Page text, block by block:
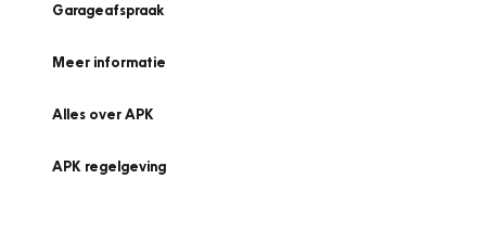
Garageafspraak
Meer informatie
Alles over APK
APK regelgeving